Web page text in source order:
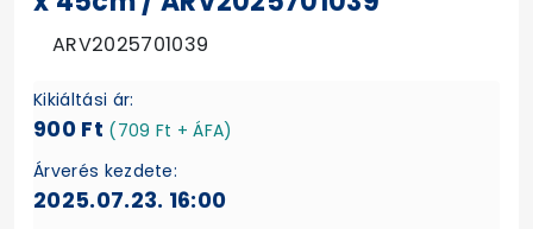
ARV2025701039
Kikiáltási ár:
900 Ft (709 Ft + ÁFA)
Árverés kezdete:
2025.07.23. 16:00